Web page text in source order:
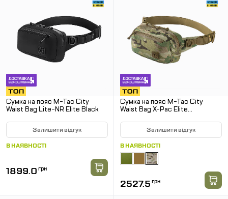
Сумка на пояс M-Tac City
Waist Bag Lite-NR Elite Black
Залишити відгук
В НАЯВНОСТІ
1899.0 грн
Сумка на пояс M-Tac City
Waist Bag X-Pac Elite
Залишити відгук
В НАЯВНОСТІ
2527.5 грн